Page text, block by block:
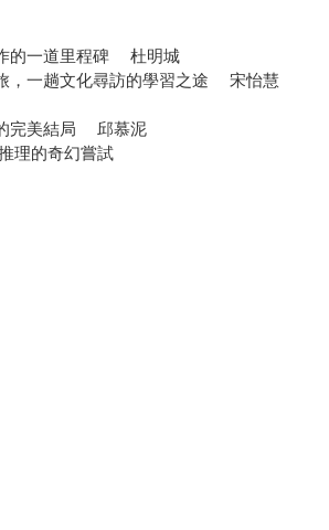
作的一道里程碑 杜明城
，一趟文化尋訪的學習之途 宋怡慧
完美結局 邱慕泥
理的奇幻嘗試